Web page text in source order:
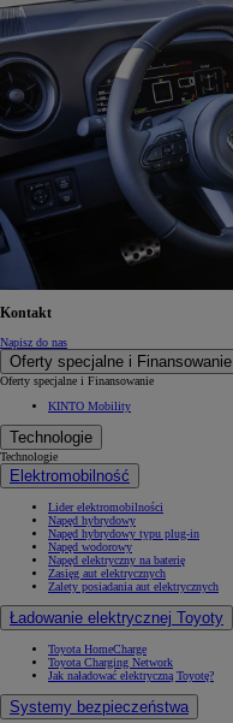
Kontakt
Napisz do nas
Oferty specjalne i Finansowanie
Oferty specjalne i Finansowanie
KINTO Mobility
Technologie
Technologie
Elektromobilność
Lider elektromobilności
Napęd hybrydowy
Napęd hybrydowy typu plug-in
Napęd wodorowy
Napęd elektryczny na baterię
Zasięg aut elektrycznych
Zalety posiadania aut elektrycznych
Ładowanie elektrycznej Toyoty
Toyota HomeCharge
Toyota Charging Network
Jak naładować elektryczną Toyotę?
Systemy bezpieczeństwa